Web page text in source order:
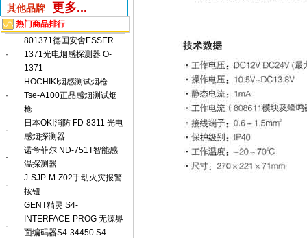
其他品牌 更多...
热门商品排行
·
801371德国安舍ESSER
1371光电烟感探测器 O-
1371
·
HOCHIKI烟感测试烟枪
Tse-A100正品感烟测试烟
枪
·
日本OKI消防 FD-8311 光电
感烟探测器
·
诺帝菲尔 ND-751T智能感
温探测器
·
J-SJP-M-Z02手动火灾报警
按钮
·
GENT精灵 S4-
INTERFACE-PROG 无源界
面编码器S4-34450 S4-